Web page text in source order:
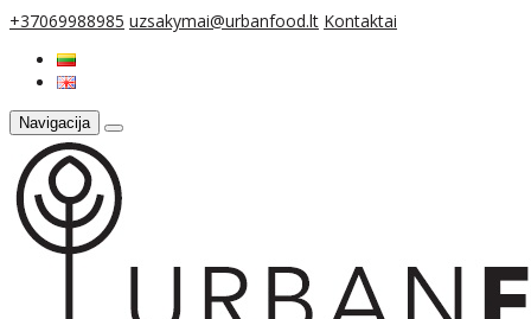
+37069988985 uzsakymai@urbanfood.lt Kontaktai
Navigacija